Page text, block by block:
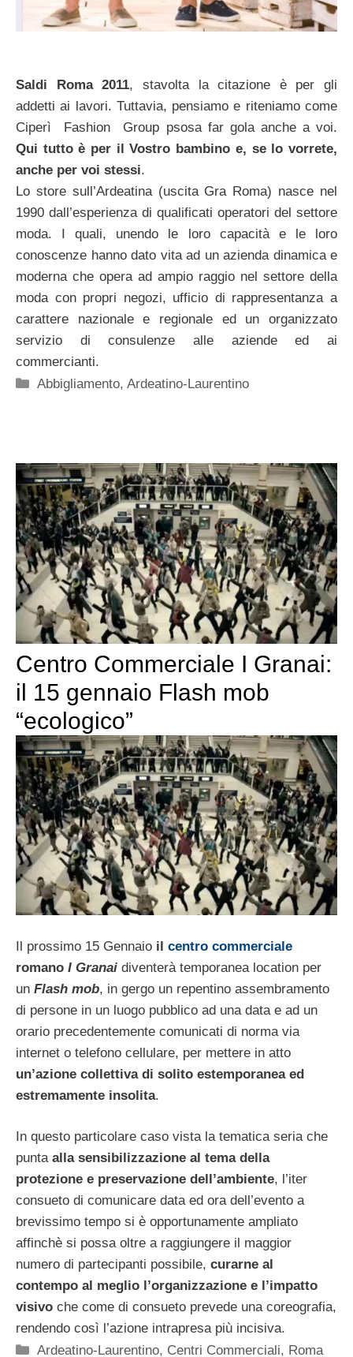
Saldi Roma 2011, stavolta la citazione è per gli
addetti ai lavori. Tuttavia, pensiamo e riteniamo come
Ciperì Fashion Group psosa far gola anche a voi.
Qui tutto è per il Vostro bambino e, se lo vorrete,
anche per voi stessi.
Lo store sull’Ardeatina (uscita Gra Roma) nasce nel
1990 dall’esperienza di qualificati operatori del settore
moda. I quali, unendo le loro capacità e le loro
conoscenze hanno dato vita ad un azienda dinamica e
moderna che opera ad ampio raggio nel settore della
moda con propri negozi, ufficio di rappresentanza a
carattere nazionale e regionale ed un organizzato
servizio di consulenze alle aziende ed ai
commercianti.
Categorie
Abbigliamento,Ardeatino-Laurentino
Centro Commerciale I Granai:
il 15 gennaio Flash mob
“ecologico”
Il prossimo 15 Gennaio il centro commerciale
romano I Granai diventerà temporanea location per
un Flash mob, in gergo un repentino assembramento
di persone in un luogo pubblico ad una data e ad un
orario precedentemente comunicati di norma via
internet o telefono cellulare, per mettere in atto
un’azione collettiva di solito estemporanea ed
estremamente insolita.
In questo particolare caso vista la tematica seria che
punta alla sensibilizzazione al tema della
protezione e preservazione dell’ambiente, l’iter
consueto di comunicare data ed ora dell’evento a
brevissimo tempo si è opportunamente ampliato
affinchè si possa oltre a raggiungere il maggior
numero di partecipanti possibile, curarne al
contempo al meglio l’organizzazione e l’impatto
visivo che come di consueto prevede una coreografia,
rendendo così l’azione intrapresa più incisiva.
Categorie
Ardeatino-Laurentino, Centri Commerciali, Roma